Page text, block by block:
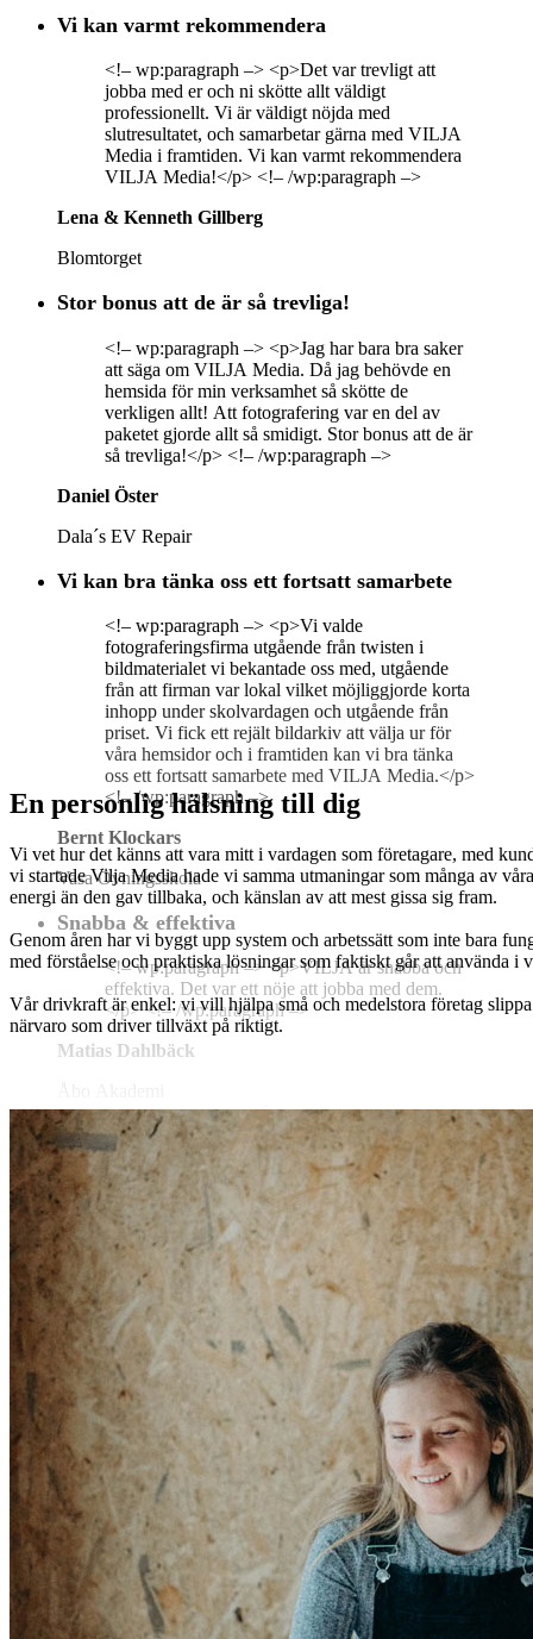
Vi kan varmt rekommendera
<!– wp:paragraph –> <p>Det var trevligt att
jobba med er och ni skötte allt väldigt
professionellt. Vi är väldigt nöjda med
slutresultatet, och samarbetar gärna med VILJA
Media i framtiden. Vi kan varmt rekommendera
VILJA Media!</p> <!– /wp:paragraph –>
Lena & Kenneth Gillberg
Blomtorget
Stor bonus att de är så trevliga!
<!– wp:paragraph –> <p>Jag har bara bra saker
att säga om VILJA Media. Då jag behövde en
hemsida för min verksamhet så skötte de
verkligen allt! Att fotografering var en del av
paketet gjorde allt så smidigt. Stor bonus att de är
så trevliga!</p> <!– /wp:paragraph –>
Daniel Öster
Dala´s EV Repair
Vi kan bra tänka oss ett fortsatt samarbete
<!– wp:paragraph –> <p>Vi valde
fotograferingsfirma utgående från twisten i
bildmaterialet vi bekantade oss med, utgående
från att firman var lokal vilket möjliggjorde korta
inhopp under skolvardagen och utgående från
priset. Vi fick ett rejält bildarkiv att välja ur för
våra hemsidor och i framtiden kan vi bra tänka
oss ett fortsatt samarbete med VILJA Media.</p>
<!– /wp:paragraph –>
Bernt Klockars
Vasa Övningsskola
Snabba & effektiva
<!– wp:paragraph –> <p>VILJA är snabba och
effektiva. Det var ett nöje att jobba med dem.
</p> <!– /wp:paragraph –>
Matias Dahlbäck
En personlig hälsning till dig
Vi vet hur det känns att vara mitt i vardagen som företagare, med
vi startade Vilja Media hade vi samma utmaningar som många av
energi än den gav tillbaka, och känslan av att mest gissa sig fram.
Genom åren har vi byggt upp system och arbetssätt som inte bara
med förståelse och praktiska lösningar som faktiskt går att använda i
Vår drivkraft är enkel: vi vill hjälpa små och medelstora företag
närvaro som driver tillväxt på riktigt.